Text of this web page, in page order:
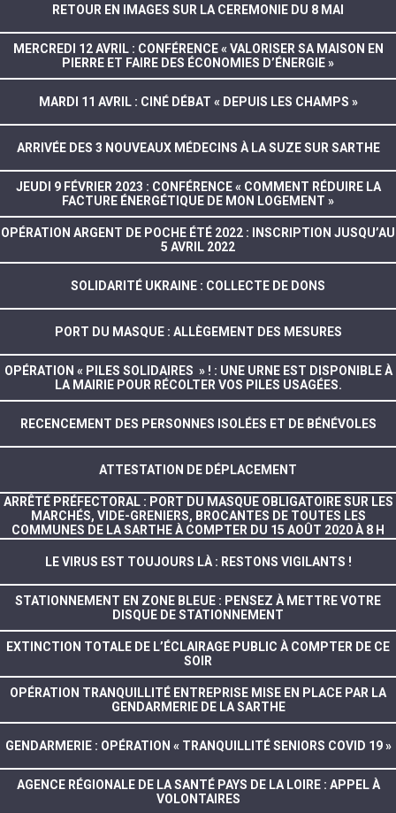
RETOUR EN IMAGES SUR LA CEREMONIE DU 8 MAI
MERCREDI 12 AVRIL : CONFÉRENCE « VALORISER SA MAISON EN
PIERRE ET FAIRE DES ÉCONOMIES D’ÉNERGIE »
MARDI 11 AVRIL : CINÉ DÉBAT « DEPUIS LES CHAMPS »
ARRIVÉE DES 3 NOUVEAUX MÉDECINS À LA SUZE SUR SARTHE
JEUDI 9 FÉVRIER 2023 : CONFÉRENCE « COMMENT RÉDUIRE LA
FACTURE ÉNERGÉTIQUE DE MON LOGEMENT »
OPÉRATION ARGENT DE POCHE ÉTÉ 2022 : INSCRIPTION JUSQU’AU
5 AVRIL 2022
SOLIDARITÉ UKRAINE : COLLECTE DE DONS
PORT DU MASQUE : ALLÈGEMENT DES MESURES
OPÉRATION « PILES SOLIDAIRES » ! : UNE URNE EST DISPONIBLE À
LA MAIRIE POUR RÉCOLTER VOS PILES USAGÉES.
RECENCEMENT DES PERSONNES ISOLÉES ET DE BÉNÉVOLES
ATTESTATION DE DÉPLACEMENT
ARRÊTÉ PRÉFECTORAL : PORT DU MASQUE OBLIGATOIRE SUR LES
MARCHÉS, VIDE-GRENIERS, BROCANTES DE TOUTES LES
COMMUNES DE LA SARTHE À COMPTER DU 15 AOÛT 2020 À 8 H
LE VIRUS EST TOUJOURS LÀ : RESTONS VIGILANTS !
STATIONNEMENT EN ZONE BLEUE : PENSEZ À METTRE VOTRE
DISQUE DE STATIONNEMENT
EXTINCTION TOTALE DE L’ÉCLAIRAGE PUBLIC À COMPTER DE CE
SOIR
OPÉRATION TRANQUILLITÉ ENTREPRISE MISE EN PLACE PAR LA
GENDARMERIE DE LA SARTHE
GENDARMERIE : OPÉRATION « TRANQUILLITÉ SENIORS COVID 19 »
AGENCE RÉGIONALE DE LA SANTÉ PAYS DE LA LOIRE : APPEL À
VOLONTAIRES